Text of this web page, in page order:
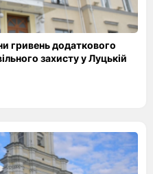
гривень додаткового
захисту у Луцькій